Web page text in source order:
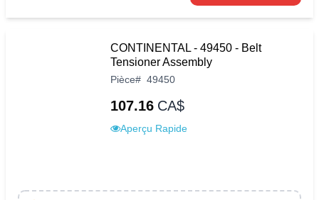
CONTINENTAL - 49450 - Belt
Tensioner Assembly
Pièce# 49450
107.16 CA$
Aperçu Rapide